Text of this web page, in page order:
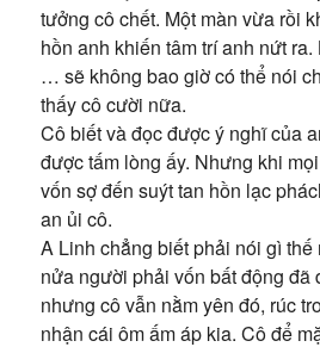
tưởng cô chết. Một màn vừa rồi
hồn anh khiến tâm trí anh nứt
… sẽ không bao giờ có thể nói
thấy cô cười nữa.
Cô biết và đọc được ý nghĩ của
được tấm lòng ấy. Nhưng khi
vốn sợ đến suýt tan hồn lạc
an ủi cô.
A Linh chẳng biết phải nói gì
nửa người phải vốn bất động đã
nhưng cô vẫn nằm yên đó, rúc
nhận cái ôm ấm áp kia. Cô để